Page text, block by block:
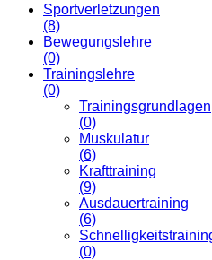
Sportverletzungen
(8)
Bewegungslehre
(0)
Trainingslehre
(0)
Trainingsgrundlagen
(0)
Muskulatur
(6)
Krafttraining
(9)
Ausdauertraining
(6)
(0)